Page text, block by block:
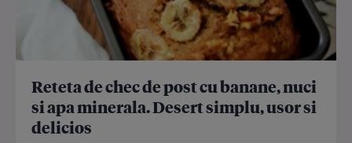
Reteta de chec de post cu banane, nuci
si apa minerala. Desert simplu, usor si
delicios